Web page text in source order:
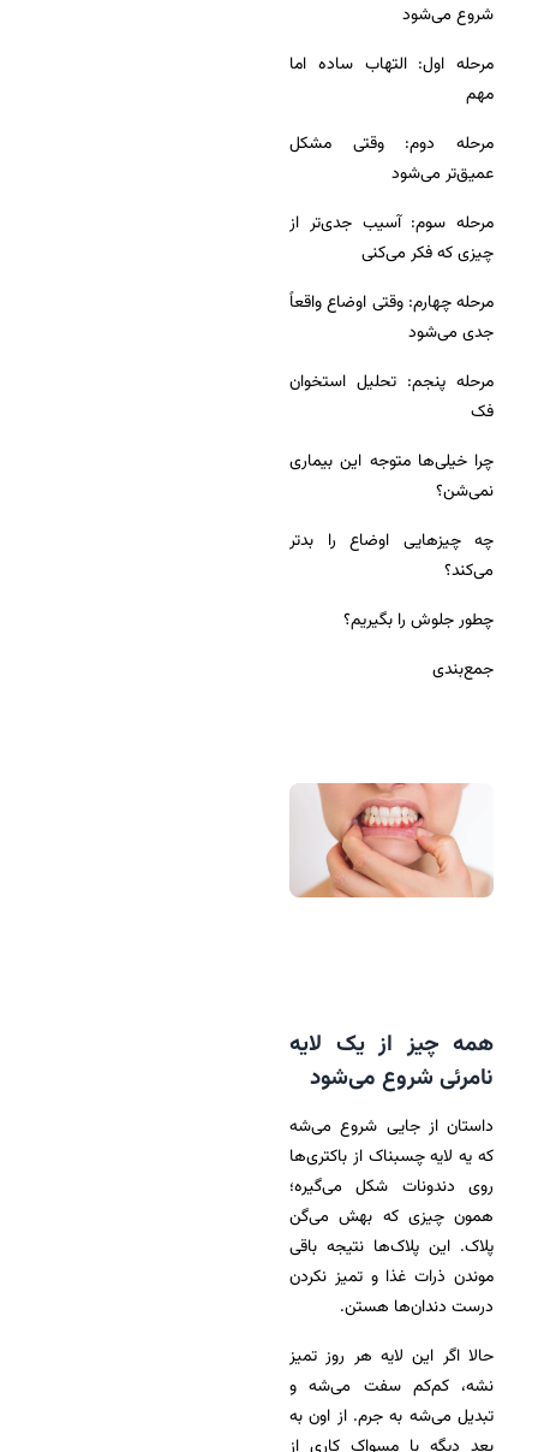
شروع می‌شود
مرحله اول: التهاب ساده اما
مهم
مرحله دوم: وقتی مشکل
عمیق‌تر می‌شود
مرحله سوم: آسیب جدی‌تر از
چیزی که فکر می‌کنی
مرحله چهارم: وقتی اوضاع واقعاً
جدی می‌شود
مرحله پنجم: تحلیل استخوان
فک
چرا خیلی‌ها متوجه این بیماری
نمی‌شن؟
چه چیزهایی اوضاع را بدتر
می‌کند؟
چطور جلوش را بگیریم؟
جمع‌بندی
همه چیز از یک لایه
نامرئی شروع می‌شود
داستان از جایی شروع می‌شه
که یه لایه چسبناک از باکتری‌ها
روی دندونات شکل می‌گیره؛
همون چیزی که بهش می‌گن
پلاک. این پلاک‌ها نتیجه باقی
موندن ذرات غذا و تمیز نکردن
درست دندان‌ها هستن.
حالا اگر این لایه هر روز تمیز
نشه، کم‌کم سفت می‌شه و
تبدیل می‌شه به جرم. از اون به